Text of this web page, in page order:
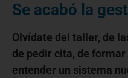
Se acabó la
Olvídate del taller, de
de pedir cita, de
entender un sistema